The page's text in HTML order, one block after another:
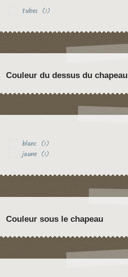
tubes (1)
Couleur du dessus du chapeau
blanc (1)
jaune (1)
Couleur sous le chapeau